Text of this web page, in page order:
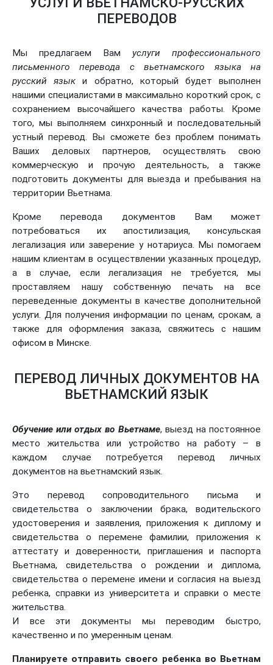
ПЕРЕВОДОВ
Мы предлагаем Вам услуги профессионального
письменного перевода с вьетнамского языка на
русский язык и обратно, который будет выполнен
нашими специалистами в максимально короткий срок, с
сохранением высочайшего качества работы. Кроме
того, мы выполняем синхронный и последовательный
устный перевод. Вы сможете без проблем понимать
Ваших деловых партнеров, осуществлять свою
коммерческую и прочую деятельность, а также
подготовить документы для выезда и пребывания на
территории Вьетнама.
Кроме перевода документов Вам может
потребоваться их апостилизация, консульская
легализация или заверение у нотариуса. Мы помогаем
нашим клиентам в осуществлении указанных процедур,
а в случае, если легализация не требуется, мы
проставляем нашу собственную печать на все
переведенные документы в качестве дополнительной
услуги. Для получения информации по ценам, срокам, а
также для оформления заказа, свяжитесь с нашим
офисом в Минске.
ПЕРЕВОД ЛИЧНЫХ ДОКУМЕНТОВ НА
ВЬЕТНАМСКИЙ ЯЗЫК
Обучение или отдых во Вьетнаме, выезд на постоянное
место жительства или устройство на работу – в
каждом случае потребуется перевод личных
документов на вьетнамский язык.
Это перевод сопроводительного письма и
свидетельства о заключении брака, водительского
удостоверения и заявления, приложения к диплому и
свидетельства о перемене фамилии, приложения к
аттестату и доверенности, приглашения и паспорта
Вьетнама, свидетельства о рождении и диплома,
свидетельства о перемене имени и согласия на выезд
ребенка, справки из университета и справки о месте
жительства.
И все эти документы мы переводим быстро,
качественно и по умеренным ценам.
Планируете отправить своего ребенка во Вьетнам